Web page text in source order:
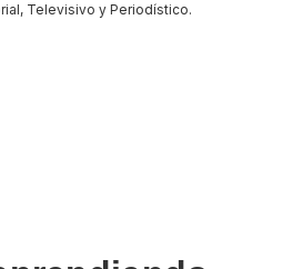
Televisivo y Periodístico.